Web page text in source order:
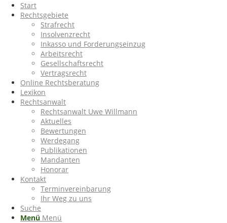
Start
Rechtsgebiete
Strafrecht
Insolvenzrecht
Inkasso und Forderungseinzug
Arbeitsrecht
Gesellschaftsrecht
Vertragsrecht
Online Rechtsberatung
Lexikon
Rechtsanwalt
Rechtsanwalt Uwe Willmann
Aktuelles
Bewertungen
Werdegang
Publikationen
Mandanten
Honorar
Kontakt
Terminvereinbarung
Ihr Weg zu uns
Suche
Menü Menü